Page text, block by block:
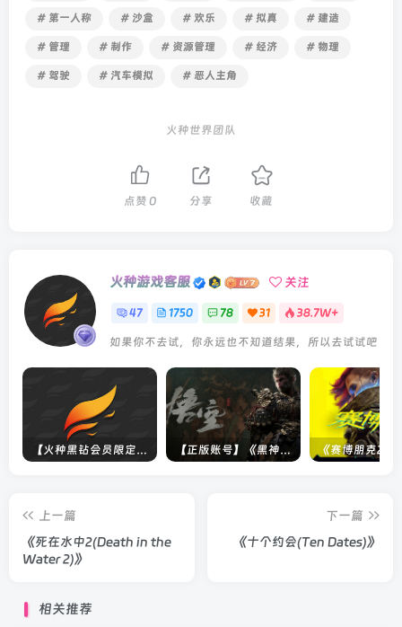
# 第一人称 # 沙盒 # 欢乐 # 拟真 # 建造
# 管理 # 制作 # 资源管理 # 经济 # 物理
# 驾驶 # 汽车模拟 # 恶人主角
火种世界团队
点赞 0 分享 收藏
火种游戏客服 关注
47 1750 78 31 38.7W+
如果你不去试，你永远也不知道结果，所以去试试吧
【火种黑钻会员限定】未上架游戏 【正版账号】《黑神话：悟空(BLACK MYTH WU KONG)》
上一篇
《死在水中2(Death in the
Water 2)》
下一篇
《十个约会(Ten Dates)》
相关推荐